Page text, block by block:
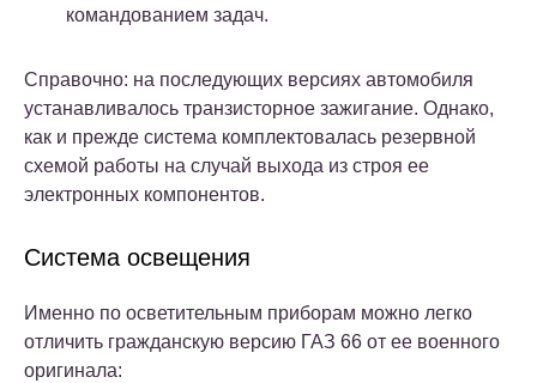
командованием задач.
Справочно: на последующих версиях автомобиля
устанавливалось транзисторное зажигание. Однако,
как и прежде система комплектовалась резервной
схемой работы на случай выхода из строя ее
электронных компонентов.
Система освещения
Именно по осветительным приборам можно легко
отличить гражданскую версию ГАЗ 66 от ее военного
оригинала: